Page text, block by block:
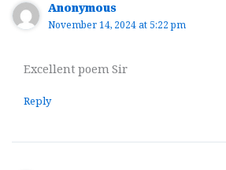
Anonymous
November 14, 2024 at 5:22 pm
Excellent poem Sir
Reply